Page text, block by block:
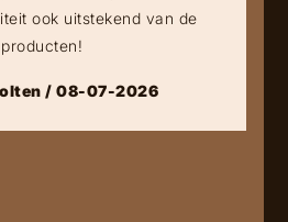
ook uitstekend van de
producten!
/ 08-07-2026